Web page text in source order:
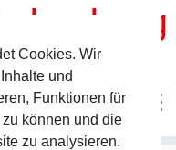
Pommelsbrunn
Cookies. Wir
und
Funktionen für
können und die
zu analysieren.